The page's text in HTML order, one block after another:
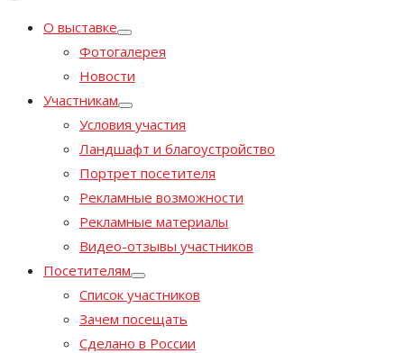
О выставке
Фотогалерея
Новости
Участникам
Условия участия
Ландшафт и благоустройство
Портрет посетителя
Рекламные возможности
Рекламные материалы
Видео-отзывы участников
Посетителям
Список участников
Зачем посещать
Сделано в России